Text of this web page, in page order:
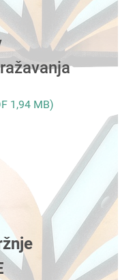
1,94 MB)